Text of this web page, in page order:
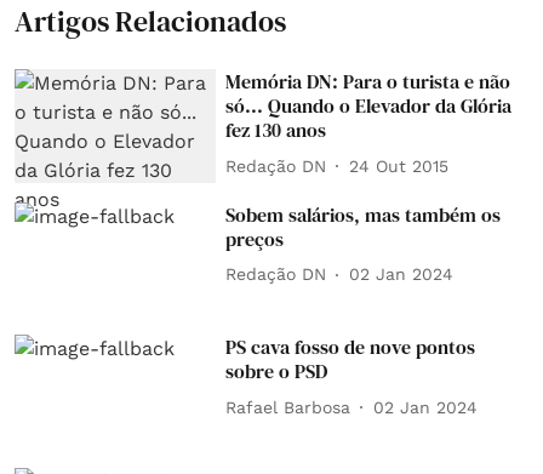
Artigos Relacionados
Memória DN: Para o turista e não
só... Quando o Elevador da Glória
fez 130 anos
Redação DN 24 Out 2015
Sobem salários, mas também os
preços
Redação DN 02 Jan 2024
PS cava fosso de nove pontos
sobre o PSD
Rafael Barbosa 02 Jan 2024